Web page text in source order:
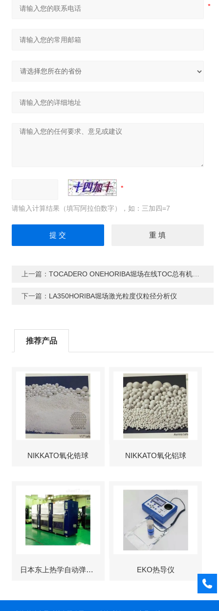
请输入计算结果（填写阿拉伯数字），如：三加四=7
上一篇： TOCADERO ONEHORIBA堀场在线TOC总有机碳分析仪
下一篇： LA350HORIBA堀场激光粒度仪粒径分析仪
推荐产品
NIKKATO氧化锆球 NIKKATO氧化铝球
日本东上热学自动弹出式烘箱 EKO热导仪